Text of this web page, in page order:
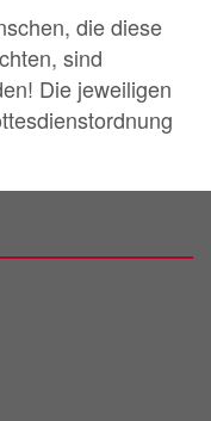
die diese
sind
Die jeweiligen